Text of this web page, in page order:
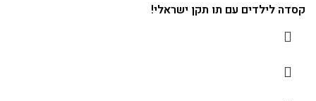
קסדה לילדים עם תו תקן ישראלי!